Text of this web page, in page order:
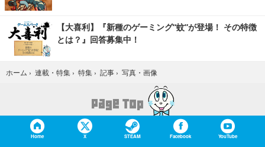
【大喜利】『新種のゲーミング“蚊”が登場！ その特徴
とは？』回答募集中！
ホーム › 連載・特集 › 特集 › 記事 › 写真・画像
Home X STEAM Facebook YouTube